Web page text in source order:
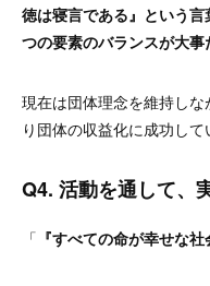
徳は寝言である』という
つの要素のバランスが大事
現在は団体理念を維持し
り団体の収益化に成功して
Q4. 活動を通して、
「 『すべての命が幸せな社